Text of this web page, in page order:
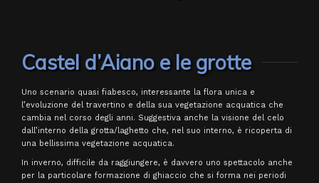
Castel d’Aiano e le grotte
Uno scenario quasi fiabesco, interessante la flora unica e
l’evoluzione del travertino e della sua vegetazione acquatica che
cambia nel corso degli anni. Suggestiva anche la visione del celo
dall’interno della grotta/laghetto che, nel suo interno, è ricoperta di
una bellissima vegetazione acquatica.
In inverno, difficile da raggiungere, è davvero uno spettacolo anche
per la particolare formazione di ghiaccio che si forma nei periodi